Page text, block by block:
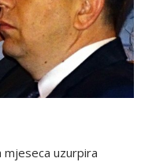
mjeseca uzurpira